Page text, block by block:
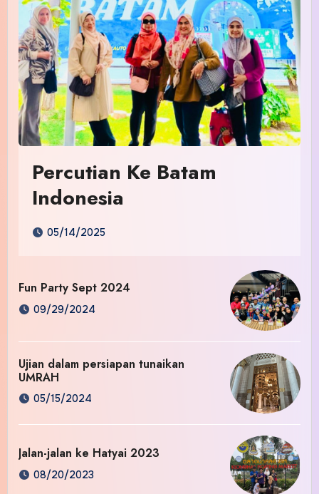
Percutian Ke Batam
Indonesia
05/14/2025
Fun Party Sept 2024
09/29/2024
Ujian dalam persiapan tunaikan
UMRAH
05/15/2024
Jalan-jalan ke Hatyai 2023
08/20/2023